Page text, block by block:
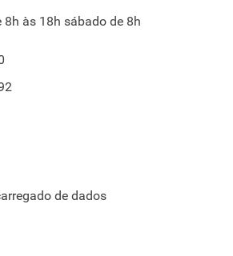
8h às 18h sábado de 8h
de dados